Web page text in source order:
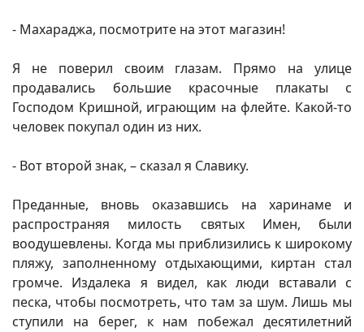
- Махараджа, посмотрите на этот магазин!
Я не поверил своим глазам. Прямо на улице
продавались большие красочные плакаты с
Господом Кришной, играющим на флейте. Какой-то
человек покупал один из них.
- Вот второй знак, – сказал я Славику.
Преданные, вновь оказавшись на харинаме и
распространяя милость святых Имен, были
воодушевлены. Когда мы приблизились к широкому
пляжу, заполненному отдыхающими, киртан стал
громче. Издалека я видел, как люди вставали с
песка, чтобы посмотреть, что там за шум. Лишь мы
ступили на берег, к нам побежал десятилетний